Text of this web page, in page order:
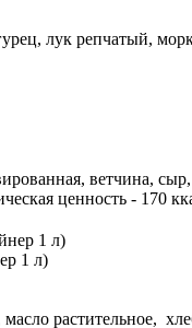
лук репчатый,
ветчина,
ценность - 170
1 л)
растительное,